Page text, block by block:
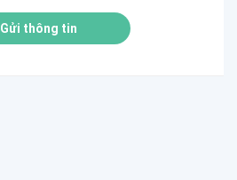
Gửi thông tin